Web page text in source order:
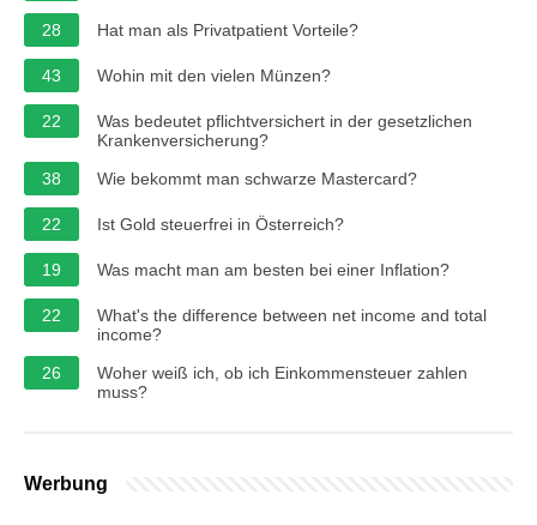
28 Hat man als Privatpatient Vorteile?
43 Wohin mit den vielen Münzen?
22
Was bedeutet pflichtversichert in der gesetzlichen
Krankenversicherung?
38
Wie bekommt man schwarze Mastercard?
22 Ist Gold steuerfrei in Österreich?
19 Was macht man am besten bei einer Inflation?
22
What's the difference between net income and total
income?
26
Woher weiß ich, ob ich Einkommensteuer zahlen
muss?
Werbung